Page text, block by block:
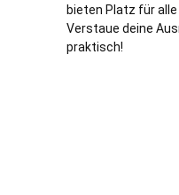
bieten Platz für
Verstaue deine
praktisch!